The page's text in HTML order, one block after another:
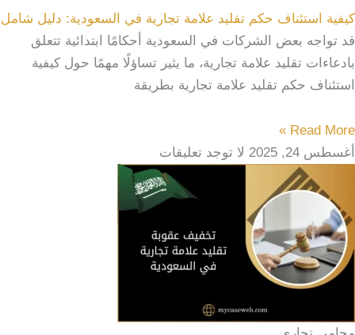
كيفية استئناف حكم تقليد علامة تجارية في السعودية: دليل شامل
قد تواجه بعض الشركات في السعودية أحكامًا ابتدائية تتعلق
بادعاءات تقليد علامة تجارية، ما يثير تساؤلًا مهمًا حول كيفية
استئناف حكم تقليد علامة تجارية بطريقة
Read More »
أغسطس 24, 2025
لا توجد تعليقات